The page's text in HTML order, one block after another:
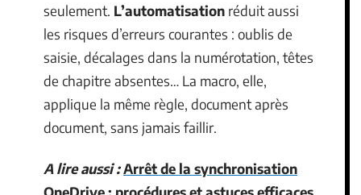
seulement. L’automatisation réduit aussi
les risques d’erreurs courantes : oublis de
saisie, décalages dans la numérotation, têtes
de chapitre absentes… La macro, elle,
applique la même règle, document après
document, sans jamais faillir.
A lire aussi :Arrêt de la synchronisation